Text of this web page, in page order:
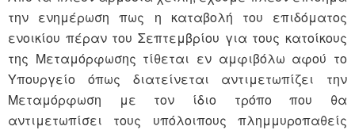
την ενημέρωση πως η καταβολή του επιδόματος
ενοικίου πέραν του Σεπτεμβρίου για τους κατοίκους
της Μεταμόρφωσης τίθεται εν αμφιβόλω αφού το
Υπουργείο όπως διατείνεται αντιμετωπίζει την
Μεταμόρφωση με τον ίδιο τρόπο που θα
αντιμετωπίσει τους υπόλοιπους πλημμυροπαθείς